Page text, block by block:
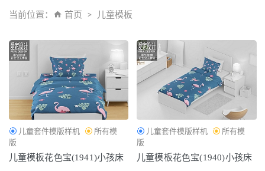
当前位置： 首页 儿童模板
儿童套件模版样机
所有模
版
儿童模板花色宝(1941)小孩床
儿童套件模版样机
所有模
版
儿童模板花色宝(1940)小孩床
复制aijiads.taobao (702)_625
2022-03-31
四件套花色宝(2472)智能收窄 拷贝2 2022-04-09
床笠花色宝(2666)智能xg 2022-04-10
毛毯花色宝(10002) 2022-03-30